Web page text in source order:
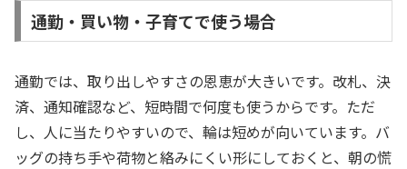
通勤・買い物・子育てで使う場合
通勤では、取り出しやすさの恩恵が大きいです。改札、決
済、通知確認など、短時間で何度も使うからです。ただ
し、人に当たりやすいので、輪は短めが向いています。バ
ッグの持ち手や荷物と絡みにくい形にしておくと、朝の慌